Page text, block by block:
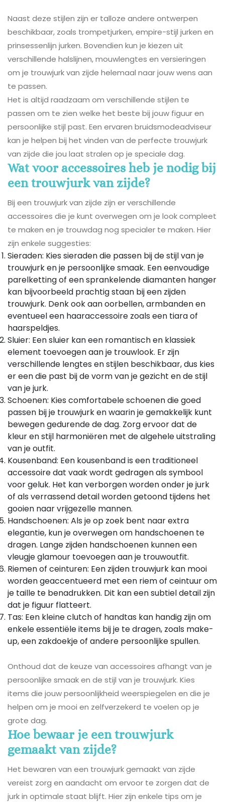
Naast deze stijlen zijn er talloze andere ontwerpen
beschikbaar, zoals trompetjurken, empire-stijl jurken en
prinsessenlijn jurken. Bovendien kun je kiezen uit
verschillende halslijnen, mouwlengtes en versieringen
om je trouwjurk van zijde helemaal naar jouw wens aan
te passen.
Het is altijd raadzaam om verschillende stijlen te
passen om te zien welke het beste bij jouw figuur en
persoonlijke stijl past. Een ervaren bruidsmodeadviseur
kan je helpen bij het vinden van de perfecte trouwjurk
van zijde die jou laat stralen op je speciale dag.
Wat voor accessoires heb je nodig bij
een trouwjurk van zijde?
Bij een trouwjurk van zijde zijn er verschillende
accessoires die je kunt overwegen om je look compleet
te maken en je trouwdag nog specialer te maken. Hier
zijn enkele suggesties:
Sieraden: Kies sieraden die passen bij de stijl van je
trouwjurk en je persoonlijke smaak. Een eenvoudige
parelketting of een sprankelende diamanten hanger
kan bijvoorbeeld prachtig staan bij een zijden
trouwjurk. Denk ook aan oorbellen, armbanden en
eventueel een haaraccessoire zoals een tiara of
haarspeldjes.
Sluier: Een sluier kan een romantisch en klassiek
element toevoegen aan je trouwlook. Er zijn
verschillende lengtes en stijlen beschikbaar, dus kies
er een die past bij de vorm van je gezicht en de stijl
van je jurk.
Schoenen: Kies comfortabele schoenen die goed
passen bij je trouwjurk en waarin je gemakkelijk kunt
bewegen gedurende de dag. Zorg ervoor dat de
kleur en stijl harmoniëren met de algehele uitstraling
van je outfit.
Kousenband: Een kousenband is een traditioneel
accessoire dat vaak wordt gedragen als symbool
voor geluk. Het kan verborgen worden onder je jurk
of als verrassend detail worden getoond tijdens het
gooien naar vrijgezelle mannen.
Handschoenen: Als je op zoek bent naar extra
elegantie, kun je overwegen om handschoenen te
dragen. Lange zijden handschoenen kunnen een
vleugje glamour toevoegen aan je trouwoutfit.
Riemen of ceinturen: Een zijden trouwjurk kan mooi
worden geaccentueerd met een riem of ceintuur om
je taille te benadrukken. Dit kan een subtiel detail zijn
dat je figuur flatteert.
Tas: Een kleine clutch of handtas kan handig zijn om
enkele essentiële items bij je te dragen, zoals make-
up, een zakdoekje of andere persoonlijke spullen.
Onthoud dat de keuze van accessoires afhangt van je
persoonlijke smaak en de stijl van je trouwjurk. Kies
items die jouw persoonlijkheid weerspiegelen en die je
helpen om je mooi en zelfverzekerd te voelen op je
grote dag.
Hoe bewaar je een trouwjurk
gemaakt van zijde?
Het bewaren van een trouwjurk gemaakt van zijde
vereist zorg en aandacht om ervoor te zorgen dat de
jurk in optimale staat blijft. Hier zijn enkele tips om je